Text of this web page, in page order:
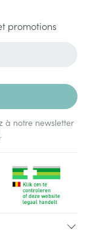
promotions
à notre newsletter
.